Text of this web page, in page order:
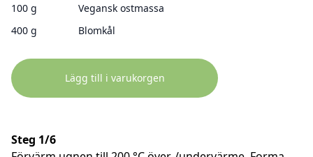
100 g
Vegansk ostmassa
400 g
Blomkål
Lägg till i varukorgen
Steg 1/6